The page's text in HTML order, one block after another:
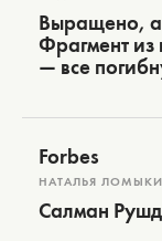
Выращено, а
Фрагмент из
— все
Forbes
НАТАЛЬЯ
Салман